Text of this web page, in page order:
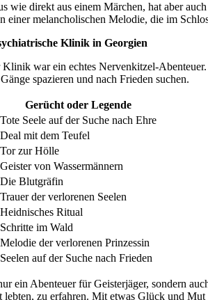
wie direkt aus einem ‍Märchen, hat aber
einer melancholischen Melodie, die im
Klinik in Georgien
war ein echtes Nervenkitzel-
spazieren und nach Frieden suchen.
Gerücht oder ⁤Legende
Tote Seele auf der ‍Suche nach Ehre
Deal mit dem Teufel
Tor ⁢zur Hölle
Geister von ‌Wassermännern
Die⁣ Blutgräfin
Trauer der‍ verlorenen⁤ Seelen
Heidnisches Ritual
Schritte im Wald
Melodie der​ verlorenen Prinzessin
Seelen⁢ auf der Suche‍ nach Frieden
‌ein Abenteuer für⁢ Geisterjäger, sondern
lebten, zu⁣ erfahren. Mit etwas Glück und